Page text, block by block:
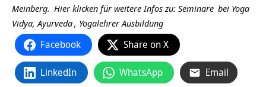
Meinberg. Hier klicken für weitere Infos zu: Seminare bei Yoga
Vidya,Ayurveda, Yogalehrer Ausbildung
Facebook Share on X
LinkedIn WhatsApp Email